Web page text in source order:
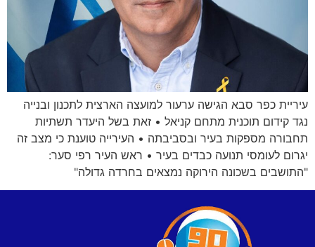
עיריית כפר סבא הגישה ערעור למועצה הארצית לתכנון ובנייה
נגד קידום תוכנית מתחם קניאל • זאת בשל היעדר תשתיות
תחבורה מספקות בעיר ובסביבתה • העירייה טוענת כי מצב זה
יגרום לעומסי תנועה כבדים בעיר • ראש העיר רפי סער:
"התושבים בשכונה הירוקה נמצאים בחרדה גדולה"